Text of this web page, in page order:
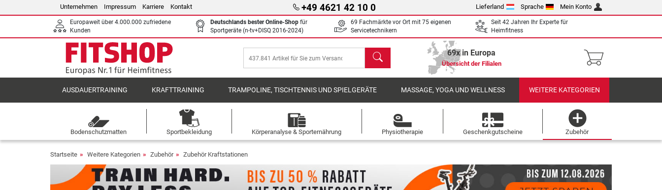
Unternehmen Impressum Karriere Kontakt +49 4621 42 10 0 Lieferland Sprache Mein Konto
Europaweit über 4.000.000 zufriedene
Kunden
Deutschlands bester Online-Shop für
Sportgeräte (n-tv+DISQ 2016-2024)
69 Fachmärkte vor Ort mit 75 eigenen
Servicetechnikern
Seit 42 Jahren Ihr Experte für
Heimfitness
Suchen 69x in Europa
Übersicht der Filialen
AUSDAUERTRAINING KRAFTTRAINING TRAMPOLINE, TISCHTENNIS UND SPIELGERÄTE MASSAGE, YOGA UND WELLNESS WEITERE KATEGORIEN
Bodenschutzmatten Sportbekleidung Körperanalyse & Sporternährung Physiotherapie Geschenkgutscheine Zubehör
Startseite Weitere Kategorien Zubehör Zubehör Kraftstationen